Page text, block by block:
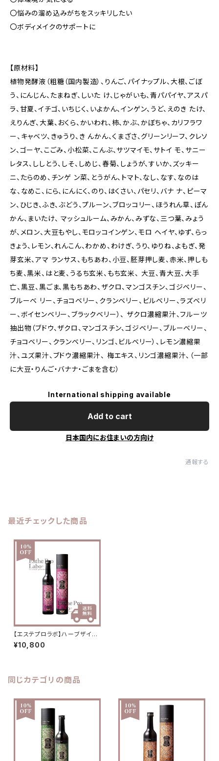
〇悩みの溜め込みがちをスッキリしたい
〇ボディメイクのサポートに
【原材料】
植物発酵液（粗糖（国内製造）、りんご、パイナップル、大根、ごぼ
う、にんじん、たまねぎ、しいた け、じゃがいも、青パパイヤ、アスパ
ラ、甘夏、イチゴ、いちじく、いよかん、インゲン、うど、えのき たけ、
えりんぎ、大葉、おくら、かいわれ、柿、かぶ、かぼちゃ、カリフラワ
ー、キャベツ、きゅうり、き んかん、くまざさ、グリーンリーフ、クレソ
ン、ゴーヤ、こごみ、小松菜、こんぶ、サツマイモ、サトイ モ、サニー
レタス、ししとう、しそ、しめじ、春菊、しょうが、すいか、ズッキー
ニ、たらのめ、チンゲ ン菜、とうがん、トマト、なし、なす、なのは
な、なめこ、にら、にんにく、のり、はくさい、パセリ、バナ ナ、ピーマ
ン、ひじき、ふき、ぶどう、プルーン、ブロッコリー、ほうれん草、ぽん
かん、まいたけ、 マッシュルーム、みかん、みずな、三つ葉、みょう
が、メロン、大豆もやし、モロッコインゲン、モロ ヘイヤ、ゆず、らっ
きょう、レモン、れんこん、わかめ、わけぎ、うり、ゆりね、よもぎ、発
芽玄米、アマ ランサス、もちあわ、小豆、胚芽押し麦、赤米、押しも
ち麦、黒米、はと麦、うるち玄米、もち玄米、 大豆、青大豆、大手
亡、黒豆、黒ごま、黒もちあわ、ザクロ、マンゴスチン、ゴジベリー、
ブルーベ リー、チョコベリー、クランベリー、ビルベリー、ラズベリ
ー、ボイセンベリー、ブラックベリー）、 ザクロ濃縮果汁、フルーツ
抽出物（ブドウ、ザクロ、マンゴスチン、ゴジベリー、ブルーベリー、
チョコベリー、クランベリー、リンゴ、ビルベリー）、レモン濃縮果
汁、ユズ果汁、ブドウ濃縮果汁、 梅エキス、リンゴ濃縮果汁、（一部
に大豆・りんご・バナナ・ごまを含む）
International shipping available
Add to cart
日本国内にお住まいの方向け
通報する
最近チェックした商品
【エステプロラボ】ハーブザイム1
13グランプロ【オラックス】
¥10,800
同じカテゴリの商品